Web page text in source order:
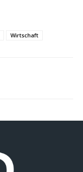
Wirtschaft